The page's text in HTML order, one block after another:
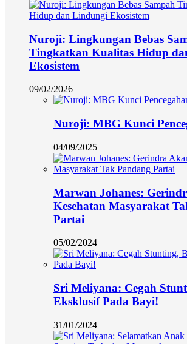
Nuroji: Lingkungan Bebas
Tingkatkan Kualitas Hidup
Ekosistem
09/02/2026
Nuroji: MBG Kunci
04/09/2025
Marwan Johanes:
Kesehatan Masyarakat
Partai
05/02/2024
Sri Meliyana: Cegah
Eksklusif Pada Bayi!
31/01/2024